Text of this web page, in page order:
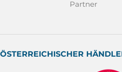
ÖSTERREICHISCHER